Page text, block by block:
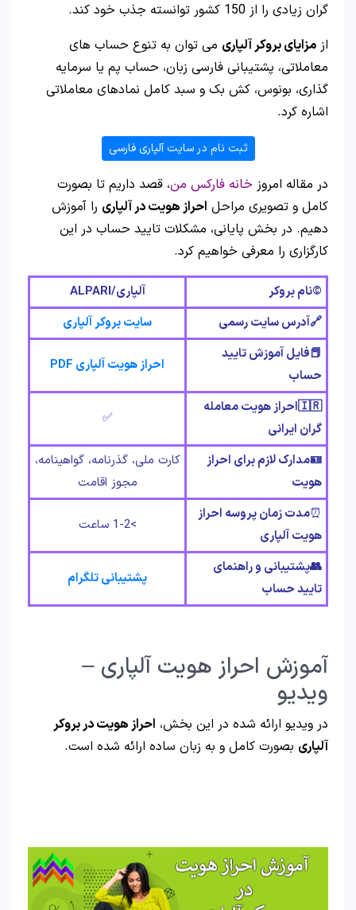
گران زیادی را از 150 کشور توانسته جذب خود کند.
از مزایای بروکر آلپاری می توان به تنوع حساب های
معاملاتی، پشتیبانی فارسی زبان، حساب پم یا سرمایه
گذاری، بونوس، کش بک و سبد کامل نمادهای معاملاتی
اشاره کرد.
ثبت نام در سایت آلپاری فارسی
در مقاله امروز خانه فارکس من، قصد داریم تا بصورت
کامل و تصویری مراحل احراز هویت در آلپاری را آموزش
دهیم. در بخش پایانی، مشکلات تایید حساب در این
کارگزاری را معرفی خواهیم کرد.
©️نام بروکر آلپاری/ALPARI
🔗آدرس سایت رسمی
سایت بروکر آلپاری
📕فایل آموزش تایید
حساب
احراز هویت آلپاری PDF
🇮🇷احراز هویت معامله
گران ایرانی
✅
🪪مدارک لازم برای احراز
هویت
کارت ملی، گذرنامه، گواهینامه،
مجوز اقامت
⏰مدت زمان پروسه احراز
هویت آلپاری
>1-2 ساعت
👥پشتیبانی و راهنمای
تایید حساب
پشتیبانی تلگرام
آموزش احراز هویت آلپاری –
ویدیو
در ویدیو ارائه شده در این بخش، احراز هویت در بروکر
آلپاری بصورت کامل و به زبان ساده ارائه شده است.